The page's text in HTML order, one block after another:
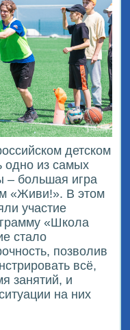
детском
одно из самых
– большая игра
«Живи!». В этом
участие
«Школа
стало
позволив
всё,
занятий, и
на них